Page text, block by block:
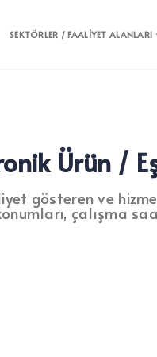
SEKTÖRLER / FAALİYET ALANLARI
Ürün /
gösteren ve
çalışma